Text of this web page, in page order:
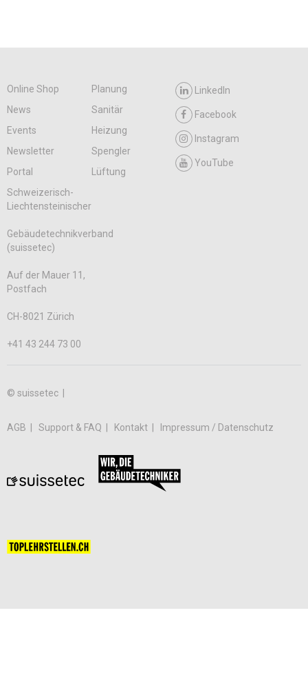
Online Shop
Planung
News
Sanitär
Events
Heizung
Newsletter
Spengler
Portal
Lüftung
LinkedIn
Facebook
Instagram
YouTube
Schweizerisch-
Liechtensteinischer
Gebäudetechnikverband
(suissetec)
Auf der Mauer 11,
Postfach
CH-8021 Zürich
+41 43 244 73 00
© suissetec |
AGB Support & FAQ Kontakt Impressum / Datenschutz